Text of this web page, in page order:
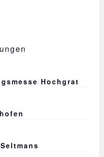
Hochgrat